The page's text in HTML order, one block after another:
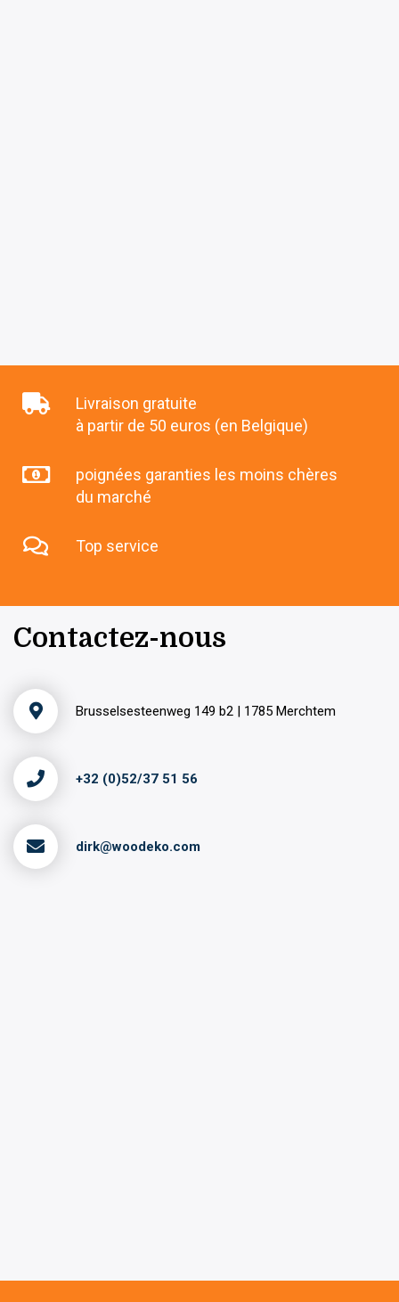
Livraison gratuite
à partir de 50 euros (en Belgique)
poignées garanties les moins chères
du marché
Top service
Contactez-nous
Brusselsesteenweg 149 b2 | 1785 Merchtem
+32 (0)52/37 51 56
dirk@woodeko.com